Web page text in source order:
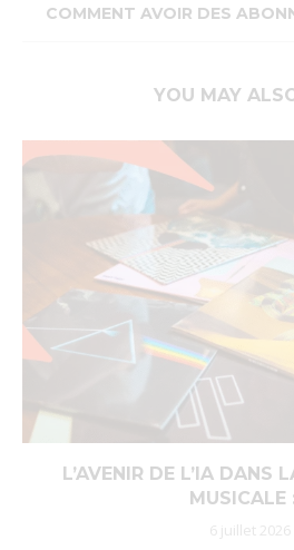
COMMENT AVOIR DES
YOU MAY
L’AVENIR DE L’IA DANS
MUSICALE
6 juillet 2026